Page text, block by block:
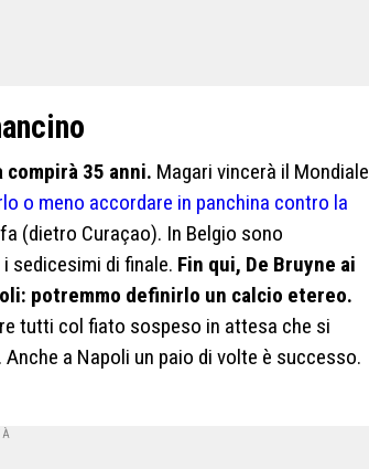
compirà 35 anni. Magari vincerà il Mondiale
o meno accordare in panchina contro la
(dietro Curaçao). In Belgio sono
sedicesimi di finale. Fin qui, De Bruyne ai
potremmo definirlo un calcio etereo.
tutti col fiato sospeso in attesa che si
a Napoli un paio di volte è successo.